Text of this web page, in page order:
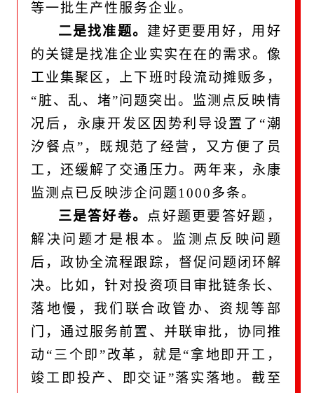
等一批生产性服务企业。
二是找准题。 建好更要用好，用好
的关键是找准企业实实在在的需求。像
工业集聚区，上下班时段流动摊贩多，
“脏、乱、堵”问题突出。监测点反映情
况后，永康开发区因势利导设置了“潮
汐餐点”，既规范了经营，又方便了员
工，还缓解了交通压力。两年来，永康
监测点已反映涉企问题1000多条。
三是答好卷。 点好题更要答好题，
解决问题才是根本。监测点反映问题
后，政协全流程跟踪，督促问题闭环解
决。比如，针对投资项目审批链条长、
落地慢，我们联合政管办、资规等部
门，通过服务前置、并联审批，协同推
动“三个即”改革，就是“拿地即开工，
竣工即投产、即交证”落实落地。截至